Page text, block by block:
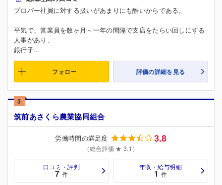
プロパー社員に対する扱いがあまりにも酷いからである。
平気で、営業員を数ヶ月～一年の間隔で支店をたらい回しにする
人事があり、
銀行子...
フォロー 評価の詳細を見る
3
筑前あさくら農業協同組合
労働時間の満足度 3.8
（総合評価 ★ 3.1）
口コミ・評判
7 件
年収・給与明細
1 件